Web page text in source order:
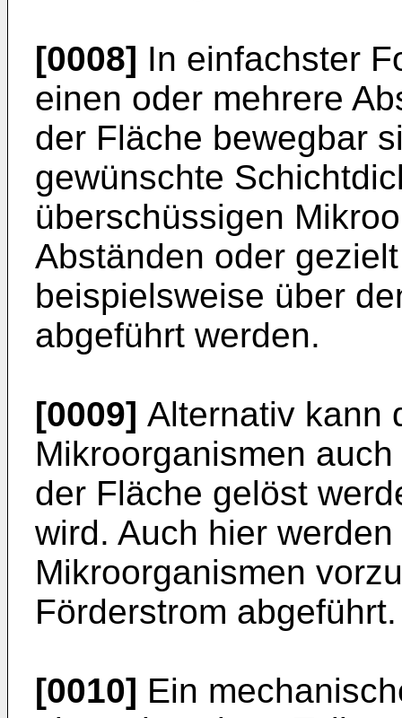
[0008] In einfachster
einen oder mehrere
der Fläche bewegbar
gewünschte
überschüssigen
Abständen oder
beispielsweise über
abgeführt werden.
[0009] Alternativ kann
Mikroorganismen
der Fläche gelöst
wird. Auch hier
Mikroorganismen
Förderstrom abgeführt.
[0010] Ein